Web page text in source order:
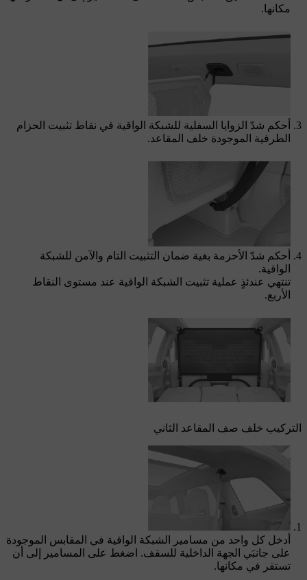
مكانها.
أحكم شدّ الزوايا السفلية للشبكة الواقية في نقاط تثبيت الحزام
الطرفية الموجودة خلف المقاعد.
أحكم شدّ الأحزمة بغية ضمان التثبيت التام والآمن للشبكة
الواقية.
تنتهي عندئذٍ عملية تثبيت الشبكة الواقية عند مستوى النقاط
الأربع.
التركيب خلف صف المقاعد الثاني
أدخل كل واحد من مسامير الشبكة الواقية في المقابس الموجودة
على جانبَي الجهة الداخلية للسقف. اضغط على المسامير إلى أن
تستقر في مكانها.